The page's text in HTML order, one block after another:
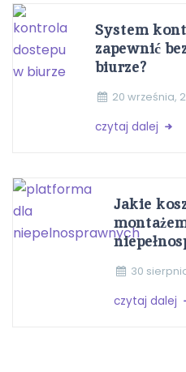
System
zapewnić
biurze?
20 września,
czytaj dalej
Jakie
30
czytaj dalej